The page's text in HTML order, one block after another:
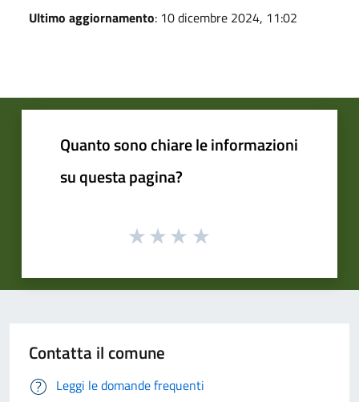
Ultimo aggiornamento: 10 dicembre 2024, 11:02
Quanto sono chiare le informazioni
su questa pagina?
Contatta il comune
Leggi le domande frequenti